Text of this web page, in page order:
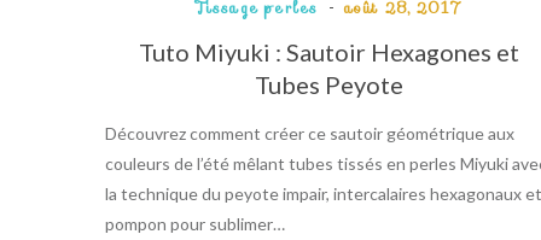
Tissage perles août 28, 2017
Tuto Miyuki : Sautoir Hexagones et
Tubes Peyote
Découvrez comment créer ce sautoir géométrique aux
couleurs de l’été mêlant tubes tissés en perles Miyuki
la technique du peyote impair, intercalaires hexagonaux et
pompon pour sublimer…